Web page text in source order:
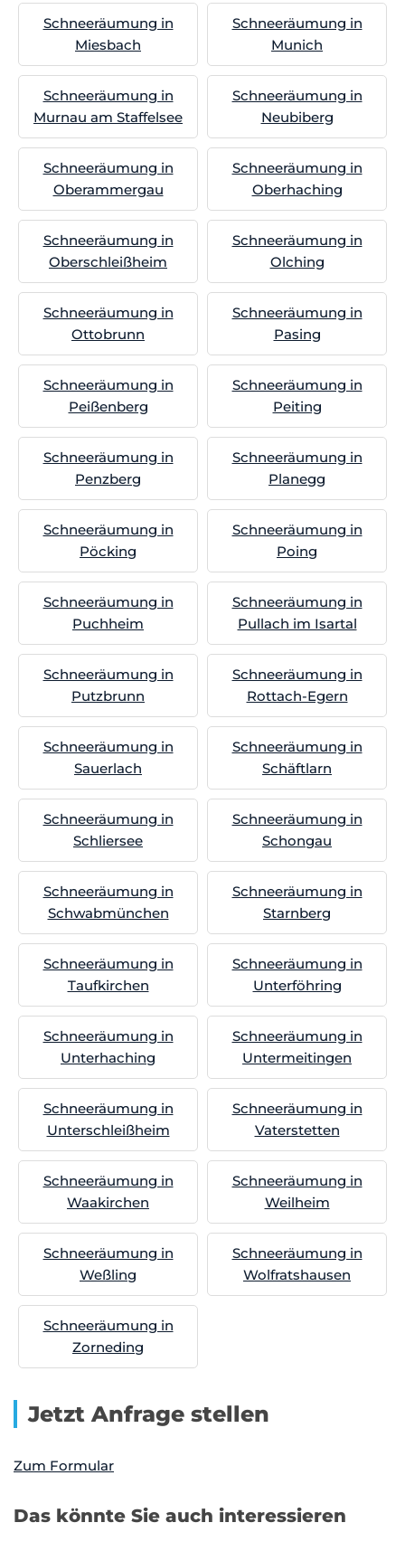
Schneeräumung in
Miesbach
Schneeräumung in
Munich
Schneeräumung in
Murnau am Staffelsee
Schneeräumung in
Neubiberg
Schneeräumung in
Oberammergau
Schneeräumung in
Oberhaching
Schneeräumung in
Oberschleißheim
Schneeräumung in
Olching
Schneeräumung in
Ottobrunn
Schneeräumung in
Pasing
Schneeräumung in
Peißenberg
Schneeräumung in
Peiting
Schneeräumung in
Penzberg
Schneeräumung in
Planegg
Schneeräumung in
Pöcking
Schneeräumung in
Poing
Schneeräumung in
Puchheim
Schneeräumung in
Pullach im Isartal
Schneeräumung in
Putzbrunn
Schneeräumung in
Rottach-Egern
Schneeräumung in
Sauerlach
Schneeräumung in
Schäftlarn
Schneeräumung in
Schliersee
Schneeräumung in
Schongau
Schneeräumung in
Schwabmünchen
Schneeräumung in
Starnberg
Schneeräumung in
Taufkirchen
Schneeräumung in
Unterföhring
Schneeräumung in
Unterhaching
Schneeräumung in
Untermeitingen
Schneeräumung in
Unterschleißheim
Schneeräumung in
Vaterstetten
Schneeräumung in
Waakirchen
Schneeräumung in
Weilheim
Schneeräumung in
Weßling
Schneeräumung in
Wolfratshausen
Schneeräumung in
Zorneding
Jetzt Anfrage stellen
Zum Formular
Das könnte Sie auch interessieren